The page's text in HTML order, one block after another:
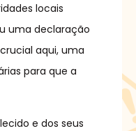
locais
uma declaração
aqui, uma
para que a
e dos seus